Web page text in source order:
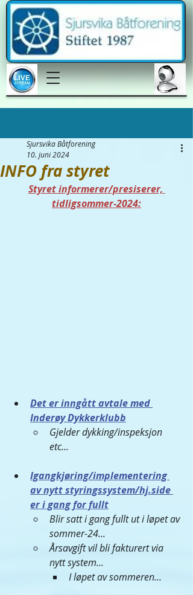
INFO fra styret
Sjursvika Båtforening
10. juni 2024
Styret informerer/presiserer,
tidligsommer-2024:
Det er inngått avtale med
Inderøy Dykkerklubb
Gjelder dykking/inspeksjon
etc...
Igangkjøring/implementering
av nytt styringssystem/hj.side
er i gang for fullt
Blir satt i gang fullt ut i løpet av
sommer-24...
Årsavgift vil bli fakturert via
nytt system...
I løpet av sommeren...